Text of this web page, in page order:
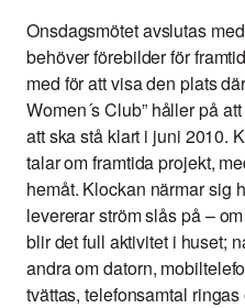
Onsdagsmötet avslutas
behöver förebilder för
med för att visa den plats
Women´s Club” håller på
att ska stå klart i juni 2010.
talar om framtida projekt,
hemåt. Klockan närmar sig
levererar ström slås på –
blir det full aktivitet i huset;
andra om datorn,
tvättas, telefonsamtal